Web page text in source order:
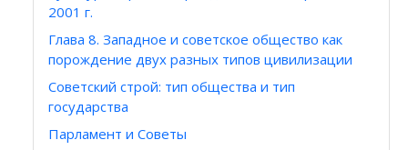
2001 г.
Глава 8. Западное и советское общество как
порождение двух разных типов цивилизации
Cоветский строй: тип общества и тип
государства
Парламент и Советы